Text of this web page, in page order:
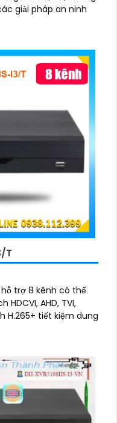
giải pháp an ninh
T
hỗ trợ 8 kênh có thể
AHD, TVI,
H.265+ tiết kiệm dung